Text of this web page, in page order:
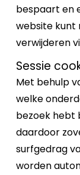
bespaart en
website kunt
verwijderen
Sessie
Met behulp
welke
bezoek hebt
daardoor
surfgedrag
worden